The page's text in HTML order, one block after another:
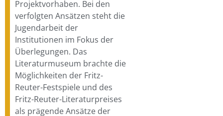
Projektvorhaben. Bei den
verfolgten Ansätzen steht die
Jugendarbeit der
Institutionen im Fokus der
Überlegungen. Das
Literaturmuseum brachte die
Möglichkeiten der Fritz-
Reuter-Festspiele und des
Fritz-Reuter-Literaturpreises
als prägende Ansätze der